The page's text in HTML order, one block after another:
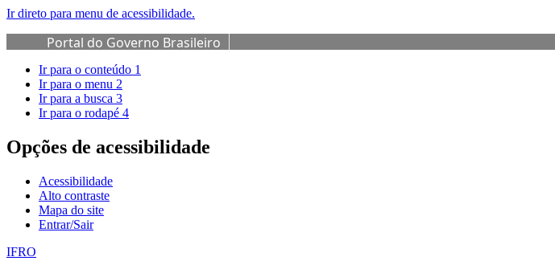
Ir direto para menu de acessibilidade.
Portal do Governo Brasileiro
Ir para o conteúdo 1
Ir para o menu 2
Ir para a busca 3
Ir para o rodapé 4
Opções de acessibilidade
Acessibilidade
Alto contraste
Mapa do site
Entrar/Sair
IFRO